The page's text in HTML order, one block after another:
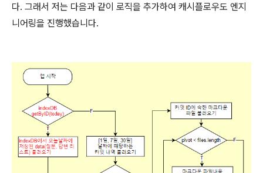
다. 그래서 저는 다음과 같이 로직을 추가하여 캐시플로우도 엔지
니어링을 진행했습니다.